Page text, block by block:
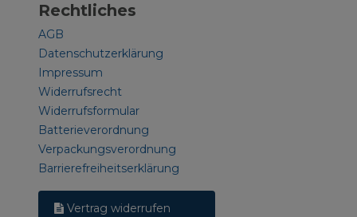
Rechtliches
AGB
Datenschutzerklärung
Impressum
Widerrufsrecht
Widerrufsformular
Batterieverordnung
Verpackungsverordnung
Barrierefreiheitserklärung
Vertrag widerrufen